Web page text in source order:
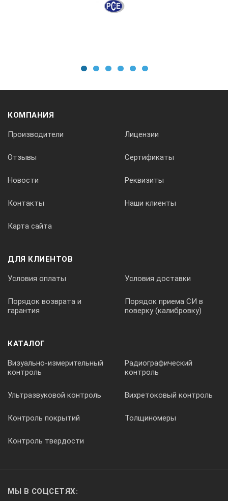
КОМПАНИЯ
Производители Лицензии
Отзывы Сертификаты
Новости Реквизиты
Контакты Наши клиенты
Карта сайта
ДЛЯ КЛИЕНТОВ
Условия оплаты Условия доставки
Порядок возврата и
гарантия
Порядок приема СИ в
поверку (калибровку)
КАТАЛОГ
Визуально-измерительный
контроль
Радиографический
контроль
Ультразвуковой контроль Вихретоковый контроль
Контроль покрытий Толщиномеры
Контроль твердости
МЫ В СОЦСЕТЯХ: